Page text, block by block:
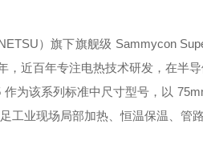
）旗下旗舰级 Sammycon
，近百年专注电热技术研发，在半
为该系列标准中尺寸型号，以
工业现场局部加热、恒温保温、管